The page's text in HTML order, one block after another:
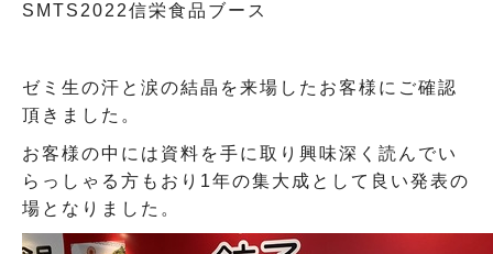
SMTS2022信栄食品ブース
ゼミ生の汗と涙の結晶を来場したお客様にご確認
頂きました。
お客様の中には資料を手に取り興味深く読んでい
らっしゃる方もおり1年の集大成として良い発表の
場となりました。